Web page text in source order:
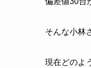
そんな小林
現在どのよ